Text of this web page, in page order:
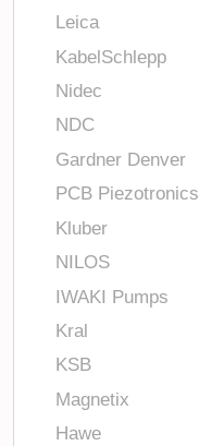
Leica
KabelSchlepp
Nidec
NDC
Gardner Denver
PCB Piezotronics
Kluber
NILOS
IWAKI Pumps
Kral
KSB
Magnetix
Hawe